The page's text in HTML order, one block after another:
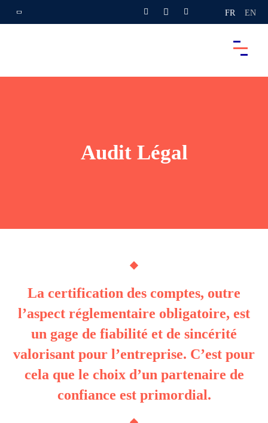
FR EN
Audit Légal
La certification des comptes, outre
l’aspect réglementaire obligatoire, est
un gage de fiabilité et de sincérité
valorisant pour l’entreprise. C’est pour
cela que le choix d’un partenaire de
confiance est primordial.